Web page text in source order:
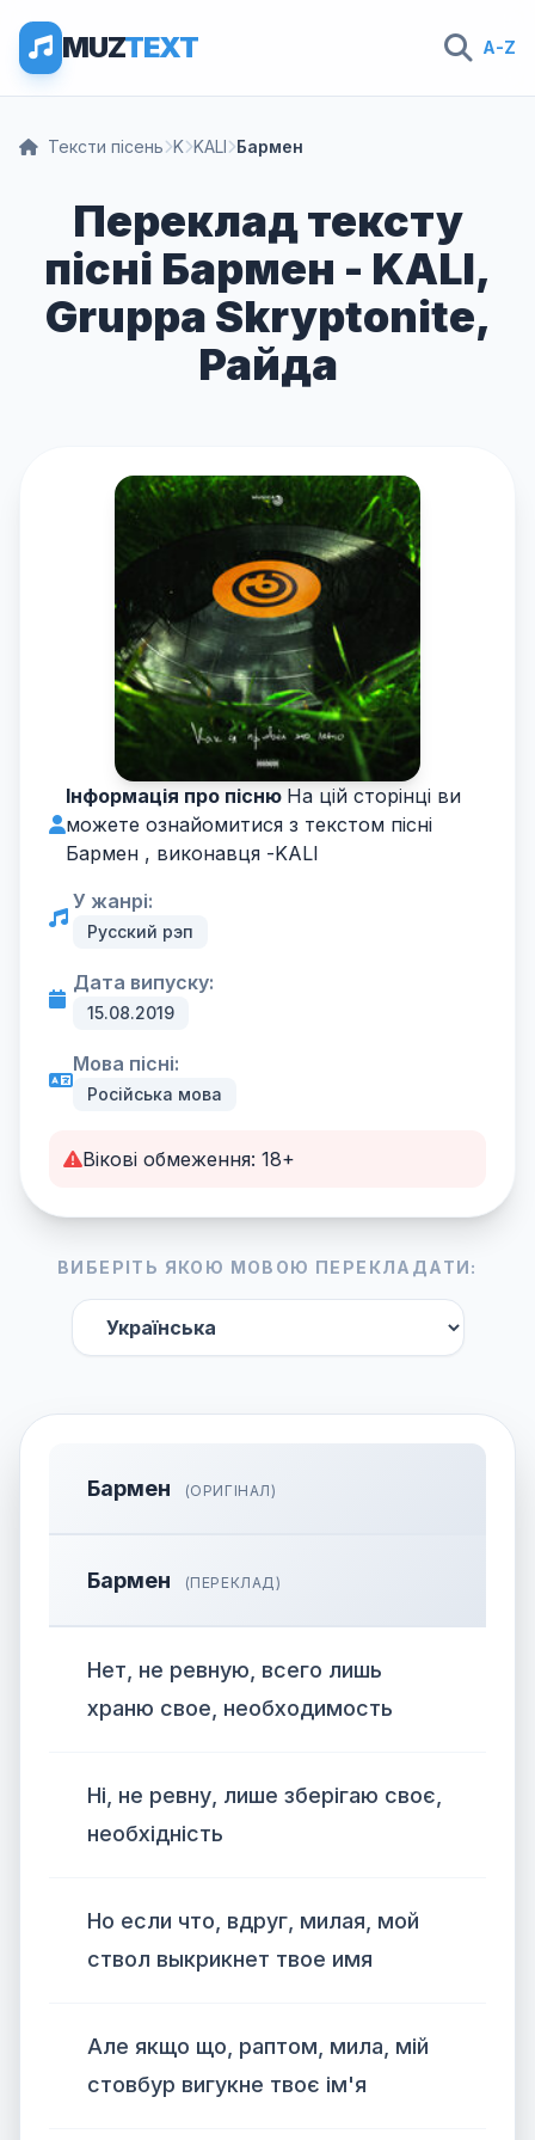
MUZTEXT A-Z
Тексти пісень K KALI Бармен
Переклад тексту
пісні Бармен - KALI,
Gruppa Skryptonite,
Райда
Інформація про пісню На цій сторінці ви
можете ознайомитися з текстом пісні
Бармен , виконавця -KALI
У жанрі:
Русский рэп
Дата випуску:
15.08.2019
Мова пісні:
Російська мова
Вікові обмеження: 18+
ВИБЕРІТЬ ЯКОЮ МОВОЮ ПЕРЕКЛАДАТИ:
Бармен (ОРИГІНАЛ)
Бармен (ПЕРЕКЛАД)
Нет, не ревную, всего лишь
храню свое, необходимость
Ні, не ревну, лише зберігаю своє,
необхідність
Но если что, вдруг, милая, мой
ствол выкрикнет твое имя
Але якщо що, раптом, мила, мій
стовбур вигукне твоє ім'я